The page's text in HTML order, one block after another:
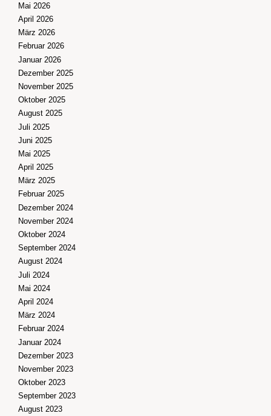
Mai 2026
April 2026
März 2026
Februar 2026
Januar 2026
Dezember 2025
November 2025
Oktober 2025
August 2025
Juli 2025
Juni 2025
Mai 2025
April 2025
März 2025
Februar 2025
Dezember 2024
November 2024
Oktober 2024
September 2024
August 2024
Juli 2024
Mai 2024
April 2024
März 2024
Februar 2024
Januar 2024
Dezember 2023
November 2023
Oktober 2023
September 2023
August 2023